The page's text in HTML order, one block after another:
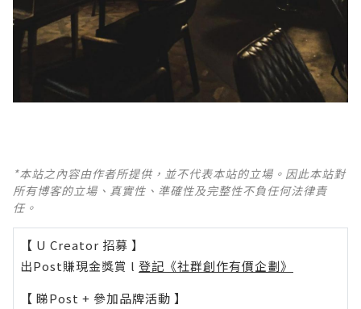
*本站之內容由作者所提供，並不代表本站的立場。因此本站對
所有博客的立場、真實性、準確性及完整性不負任何法律責
任。
【 U Creator 招募 】
出Post賺現金獎賞 l 登記《社群創作有價企劃》
【 睇Post + 參加品牌活動 】